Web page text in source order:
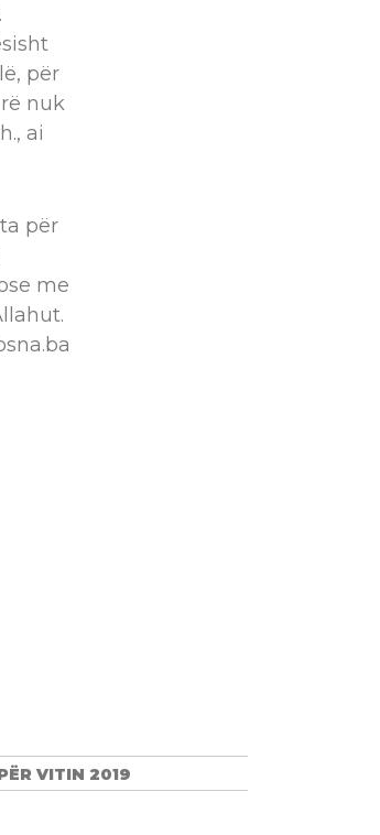
për
nuk
ai
për
me
VITIN 2019